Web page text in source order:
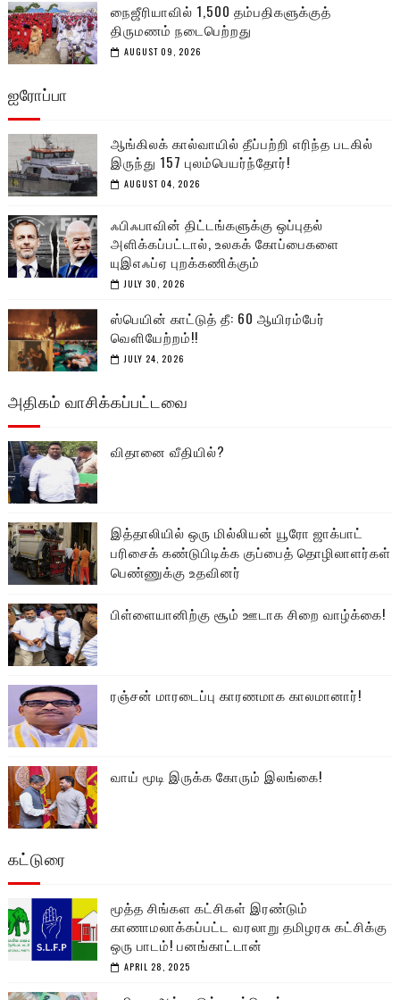
நைஜீரியாவில் 1,500 தம்பதிகளுக்குத்
திருமணம் நடைபெற்றது
AUGUST 09, 2026
ஐரோப்பா
ஆங்கிலக் கால்வாயில் தீப்பற்றி எரிந்த படகில்
இருந்து 157 புலம்பெயர்ந்தோர்!
AUGUST 04, 2026
ஃபிஃபாவின் திட்டங்களுக்கு ஒப்புதல்
அளிக்கப்பட்டால், உலகக் கோப்பைகளை
யுஇஎஃப்ஏ புறக்கணிக்கும்
JULY 30, 2026
ஸ்பெயின் காட்டுத் தீ: 60 ஆயிரம்பேர்
வெளியேற்றம்!!
JULY 24, 2026
அதிகம் வாசிக்கப்பட்டவை
விதானை வீதியில்?
இத்தாலியில் ஒரு மில்லியன் யூரோ ஜாக்பாட்
பரிசைக் கண்டுபிடிக்க குப்பைத் தொழிலாளர்கள்
பெண்ணுக்கு உதவினர்
பிள்ளையானிற்கு சூம் ஊடாக சிறை வாழ்க்கை!
ரஞ்சன் மாரடைப்பு காரணமாக காலமானார்!
வாய் மூடி இருக்க கோரும் இலங்கை!
கட்டுரை
மூத்த சிங்கள கட்சிகள் இரண்டும்
காணாமலாக்கப்பட்ட வரலாறு தமிழரசு கட்சிக்கு
ஒரு பாடம்! பனங்காட்டான்
APRIL 28, 2025